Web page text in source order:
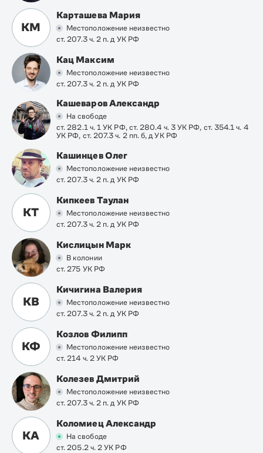
КМ
Карташева Мария
Местоположение неизвестно
ст. 207.3 ч. 2 п. д УК РФ
Кац Максим
Местоположение неизвестно
ст. 207.3 ч. 2 п. д УК РФ
Кашеваров Александр
На свободе
ст. 282.1 ч. 1 УК РФ, ст. 280.4 ч. 3 УК РФ, ст. 354.1 ч. 4
УК РФ, ст. 207.3 ч. 2 пп. б, д УК РФ
Кашинцев Олег
Местоположение неизвестно
ст. 207.3 ч. 2 п. д УК РФ
КТ
Кипкеев Таулан
Местоположение неизвестно
ст. 207.3 ч. 2 п. д УК РФ
Кислицын Марк
В колонии
ст. 275 УК РФ
КВ
Кичигина Валерия
Местоположение неизвестно
ст. 207.3 ч. 2 п. д УК РФ
КФ
Козлов Филипп
Местоположение неизвестно
ст. 214 ч. 2 УК РФ
Колезев Дмитрий
Местоположение неизвестно
ст. 207.3 ч. 2 п. д УК РФ
КА
Коломиец Александр
На свободе
ст. 205.2 ч. 2 УК РФ